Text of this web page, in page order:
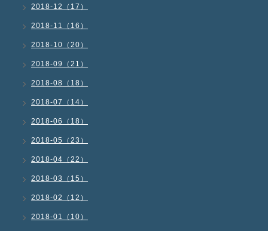
2018-12（17）
2018-11（16）
2018-10（20）
2018-09（21）
2018-08（18）
2018-07（14）
2018-06（18）
2018-05（23）
2018-04（22）
2018-03（15）
2018-02（12）
2018-01（10）